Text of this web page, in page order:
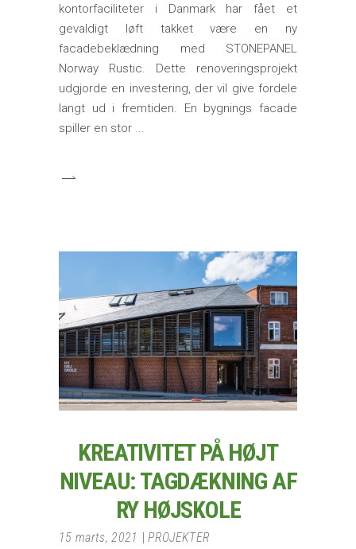
kontorfaciliteter i Danmark har fået et
gevaldigt løft takket være en ny
facadebeklædning med STONEPANEL
Norway Rustic. Dette renoveringsprojekt
udgjorde en investering, der vil give fordele
langt ud i fremtiden. En bygnings facade
spiller en stor
KREATIVITET PÅ HØJT
NIVEAU: TAGDÆKNING AF
RY HØJSKOLE
15 marts, 2021 PROJEKTER